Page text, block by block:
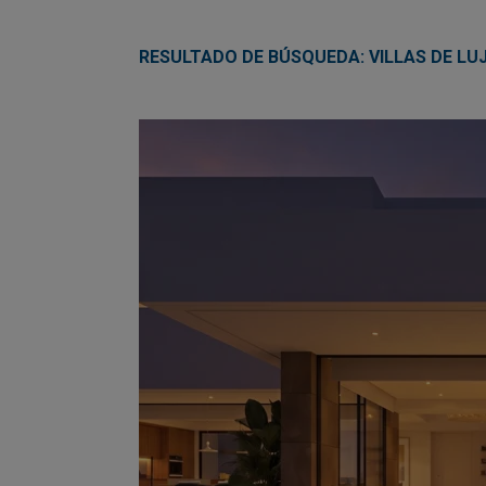
RESULTADO DE BÚSQUEDA: VILLAS DE